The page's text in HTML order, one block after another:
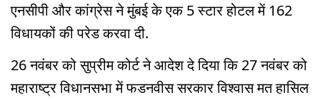
एनसीपी और कांग्रेस ने मुंबई के एक 5 स्टार होटल में 162
विधायकों की परेड करवा दी.
26 नवंबर को सुप्रीम कोर्ट ने आदेश दे दिया कि 27 नवंबर को
महाराष्ट्र विधानसभा में फडनवीस सरकार विश्वास मत हासिल